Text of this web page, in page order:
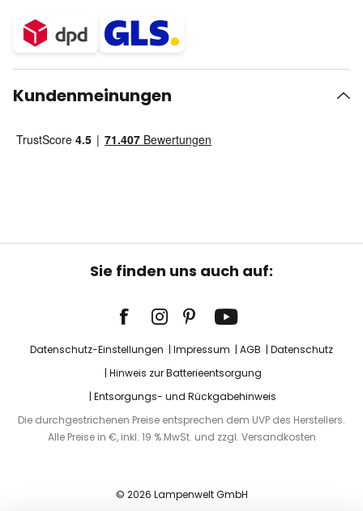
Kundenmeinungen
Sie finden uns auch auf:
Datenschutz-Einstellungen Impressum AGB
Datenschutz
Hinweis zur Batterieentsorgung
Entsorgungs- und Rückgabehinweis
Die durchgestrichenen Preise entsprechen dem UVP des Herstellers.
Alle Preise in €, inkl. 19 % MwSt. und zzgl. Versandkosten
© 2026 Lampenwelt GmbH